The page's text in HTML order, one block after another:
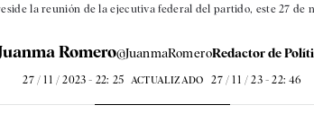
la reunión de la ejecutiva federal del partido, este 27 de
Romero Redactor de
@JuanmaRomero
27 / 11 / 2023 - 22: 25 ACTUALIZADO 27 / 11 / 23 - 22: 46